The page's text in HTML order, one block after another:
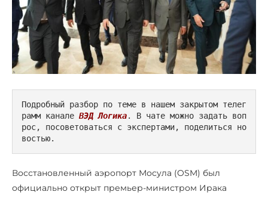
Подробный разбор по теме в нашем закрытом телег
рамм канале ВЭД Логика. В чате можно задать воп
рос, посоветоваться с экспертами, поделиться но
востью.
Восстановленный аэропорт Мосула (OSM) был
официально открыт премьер-министром Ирака